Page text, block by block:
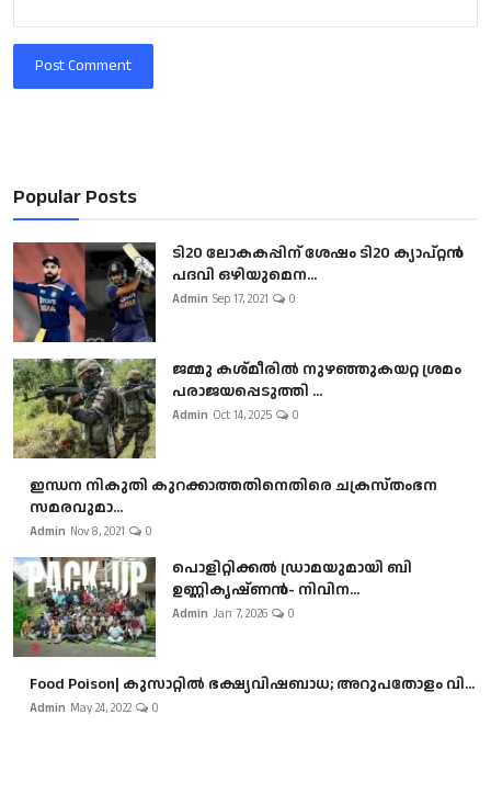
Post Comment
Popular Posts
ടി20 ലോകകപ്പിന് ശേഷം ടി20 ക്യാപ്റ്റൻ
പദവി ഒഴിയുമെന...
Admin Sep 17, 2021 0
ജമ്മു കശ്മീരിൽ നുഴഞ്ഞുകയറ്റ ശ്രമം
പരാജയപ്പെടുത്തി ...
Admin Oct 14, 2025 0
ഇന്ധന നികുതി കുറക്കാത്തതിനെതിരെ ചക്രസ്തംഭന
സമരവുമാ...
Admin Nov 8, 2021 0
പൊളിറ്റിക്കല്‍ ഡ്രാമയുമായി ബി
ഉണ്ണികൃഷ്ണന്‍- നിവിന...
Admin Jan 7, 2026 0
Food Poison| കുസാറ്റില്‍ ഭക്ഷ്യവിഷബാധ; അറുപതോളം വി...
Admin May 24, 2022 0